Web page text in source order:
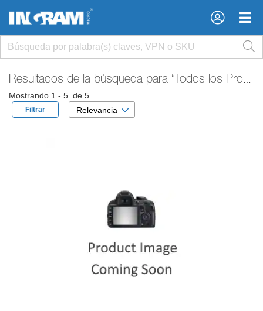
×
×
Resultados de la búsqueda para “Todos los Productos”
Mostrando 1 - 5 de 5
Filtrar Relevancia